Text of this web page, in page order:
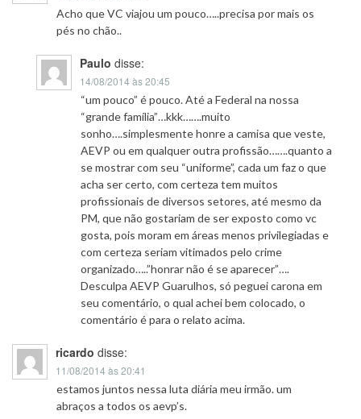
Acho que VC viajou um pouco…..precisa por mais os
pés no chão..
Paulo disse:
14/08/2014 às 20:45
“um pouco” é pouco. Até a Federal na nossa
“grande família”…kkk…….muito
sonho….simplesmente honre a camisa que veste,
AEVP ou em qualquer outra profissão…….quanto a
se mostrar com seu “uniforme”, cada um faz o que
acha ser certo, com certeza tem muitos
profissionais de diversos setores, até mesmo da
PM, que não gostariam de ser exposto como vc
gosta, pois moram em áreas menos privilegiadas e
com certeza seriam vitimados pelo crime
organizado…..”honrar não é se aparecer”….
Desculpa AEVP Guarulhos, só peguei carona em
seu comentário, o qual achei bem colocado, o
comentário é para o relato acima.
ricardo disse:
11/08/2014 às 20:41
estamos juntos nessa luta diária meu irmão. um
abraços a todos os aevp’s.